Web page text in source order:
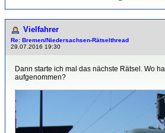
Vielfahrer
Re: Bremen/Niedersachsen-Rätselthread
29.07.2016 19:30
Dann starte ich mal das nächste Rätsel. Wo
aufgenommen?